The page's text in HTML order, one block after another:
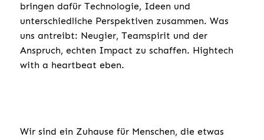
bringen dafür Technologie, Ideen und
unterschiedliche Perspektiven zusammen. Was
uns antreibt: Neugier, Teamspirit und der
Anspruch, echten Impact zu schaffen. Hightech
with a heartbeat eben.
Wir sind ein Zuhause für Menschen, die etwas